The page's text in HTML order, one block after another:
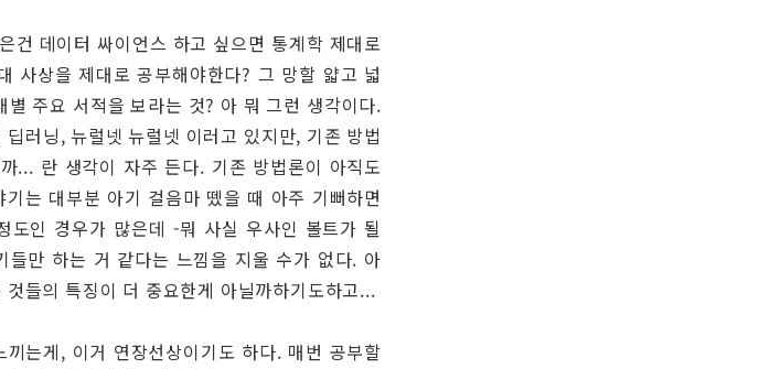
건 데이터 싸이언스 하고 싶으면 통계학 제대로
사상을 제대로 공부해야한다? 그 망할 얇고 넓
주요 서적을 보라는 것? 아 뭐 그런 생각이다.
러닝, 뉴럴넷 뉴럴넷 이러고 있지만, 기존 방법
... 란 생각이 자주 든다. 기존 방법론이 아직도
는 대부분 아기 걸음마 뗐을 때 아주 기뻐하면
도인 경우가 많은데 -뭐 사실 우사인 볼트가 될
만 하는 거 같다는 느낌을 지울 수가 없다. 아
들의 특징이 더 중요한게 아닐까하기도하고...
는게, 이거 연장선상이기도 하다. 매번 공부할